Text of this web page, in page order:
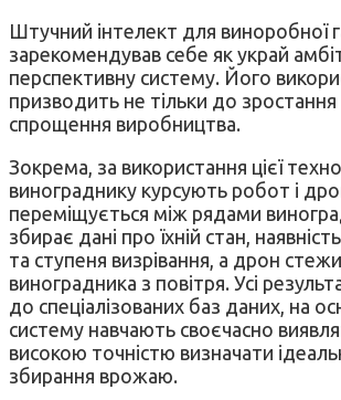
Штучний інтелект для виноробної
зарекомендував себе як украй
перспективну систему. Його
призводить не тільки до зростання
спрощення виробництва.
Зокрема, за використання цієї
винограднику курсують робот і
переміщується між рядами
збирає дані про їхній стан,
та ступеня визрівання, а дрон
виноградника з повітря. Усі
до спеціалізованих баз даних, на
систему навчають своєчасно
високою точністю визначати
збирання врожаю.